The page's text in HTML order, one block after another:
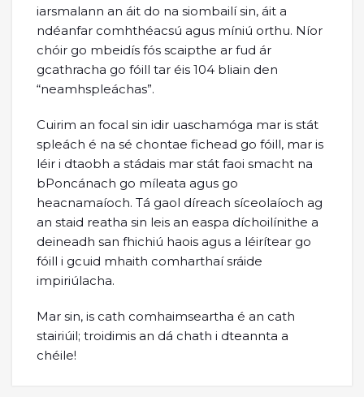
iarsmalann an áit do na siombailí sin, áit a
ndéanfar comhthéacsú agus míniú orthu. Níor
chóir go mbeidís fós scaipthe ar fud ár
gcathracha go fóill tar éis 104 bliain den
“neamhspleáchas”.
Cuirim an focal sin idir uaschamóga mar is stát
spleách é na sé chontae fichead go fóill, mar is
léir i dtaobh a stádais mar stát faoi smacht na
bPoncánach go míleata agus go
heacnamaíoch. Tá gaol díreach síceolaíoch ag
an staid reatha sin leis an easpa díchoilínithe a
deineadh san fhichiú haois agus a léirítear go
fóill i gcuid mhaith comharthaí sráide
impiriúlacha.
Mar sin, is cath comhaimseartha é an cath
stairiúil; troidimis an dá chath i dteannta a
chéile!